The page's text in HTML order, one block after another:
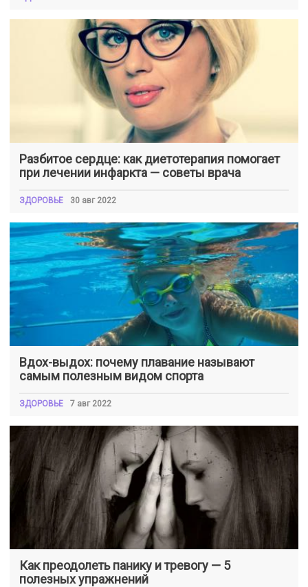
Разбитое сердце: как диетотерапия помогает
при лечении инфаркта — советы врача
ЗДОРОВЬЕ 30 авг 2022
Вдох-выдох: почему плавание называют
самым полезным видом спорта
ЗДОРОВЬЕ 7 авг 2022
Как преодолеть панику и тревогу — 5
полезных упражнений